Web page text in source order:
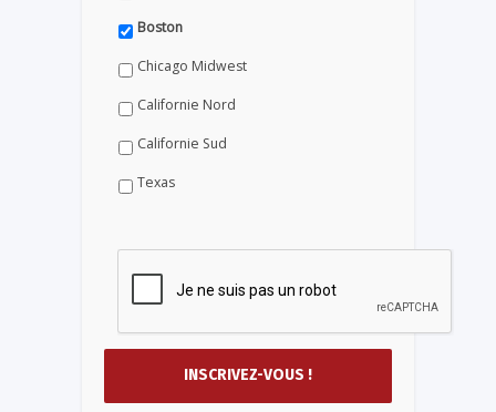
Boston
Chicago Midwest
Californie Nord
Californie Sud
Texas